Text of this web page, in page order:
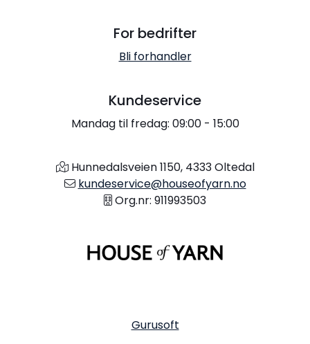
For bedrifter
Bli forhandler
Kundeservice
Mandag til fredag: 09:00 - 15:00
Hunnedalsveien 1150, 4333 Oltedal
kundeservice@houseofyarn.no
Org.nr: 911993503
Gurusoft